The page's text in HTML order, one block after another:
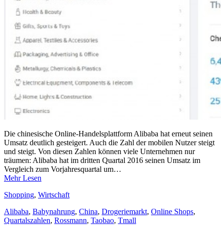
Die chinesische Online-Handelsplattform Alibaba hat erneut seinen
Umsatz deutlich gesteigert. Auch die Zahl der mobilen Nutzer steigt
und steigt. Von diesen Zahlen können viele Unternehmen nur
träumen: Alibaba hat im dritten Quartal 2016 seinen Umsatz im
Vergleich zum Vorjahresquartal um…
Mehr Lesen
Shopping, Wirtschaft
Alibaba, Babynahrung, China, Drogeriemarkt, Online Shops,
Quartalszahlen, Rossmann, Taobao, Tmall